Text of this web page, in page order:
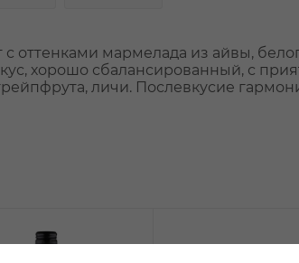
оттенками мармелада из айвы,
хорошо сбалансированный, с
личи. Послевкусие